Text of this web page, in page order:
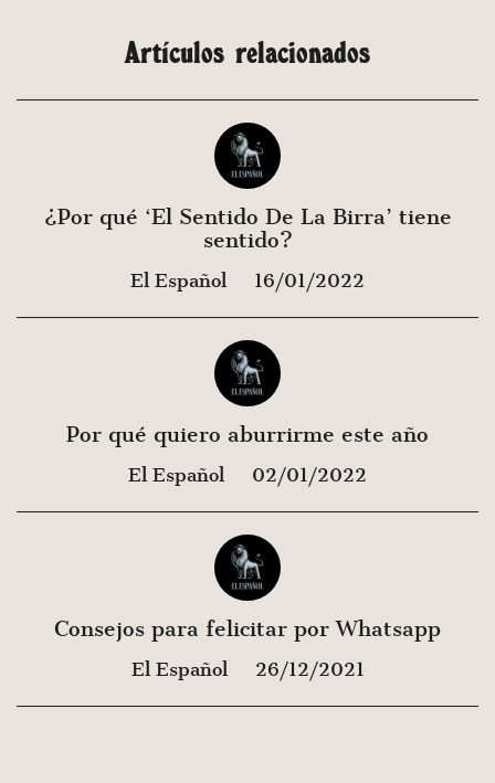
Artículos relacionados
¿Por qué ‘El Sentido De La Birra’ tiene
sentido?
El Español 16/01/2022
Por qué quiero aburrirme este año
El Español 02/01/2022
Consejos para felicitar por Whatsapp
El Español 26/12/2021